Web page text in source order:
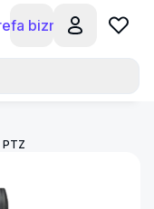
biznesu